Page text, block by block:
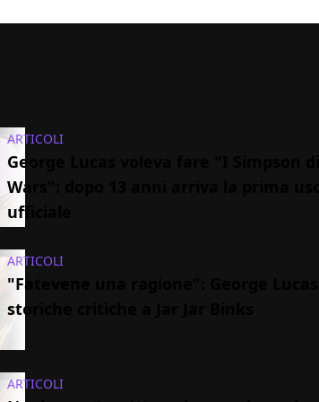
ARTICOLI
George Lucas voleva fare "I Simpson di
Wars": dopo 13 anni arriva la prima
ufficiale
ARTICOLI
"Fatevene una ragione": George Lucas
storiche critiche a Jar Jar Binks
ARTICOLI